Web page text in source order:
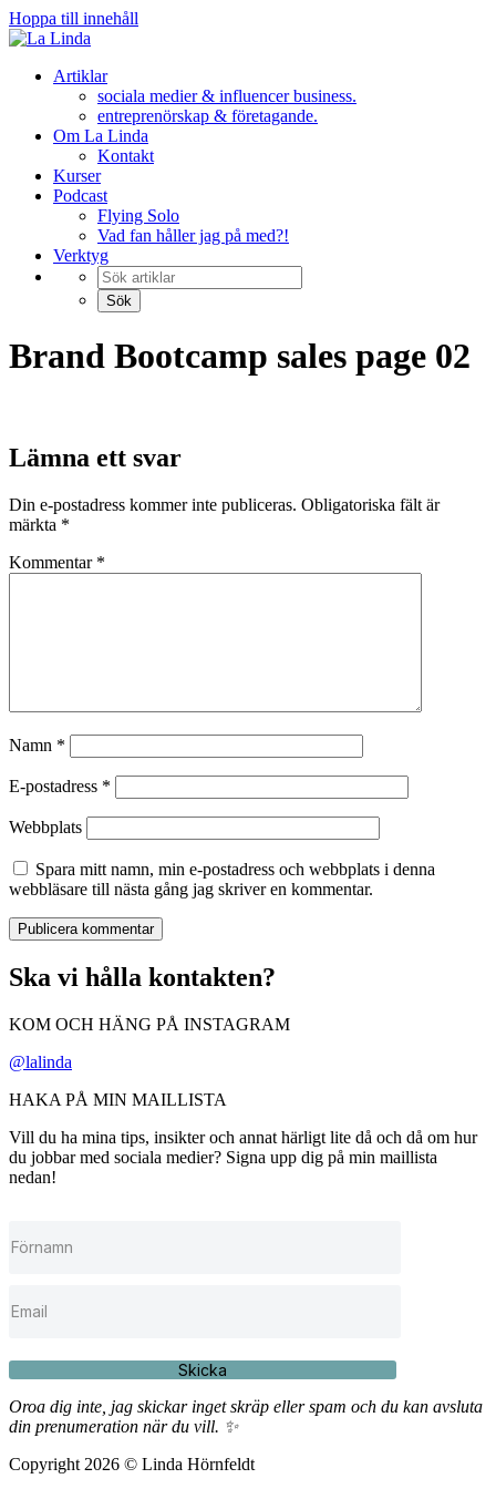
Hoppa till innehåll
Artiklar
sociala medier & influencer business.
entreprenörskap & företagande.
Om La Linda
Kontakt
Kurser
Podcast
Flying Solo
Vad fan håller jag på med?!
Verktyg
Brand Bootcamp sales page 02
Lämna ett svar
Din e-postadress kommer inte publiceras. Obligatoriska fält är
märkta *
Kommentar *
Namn *
E-postadress *
Webbplats
Spara mitt namn, min e-postadress och webbplats i denna
webbläsare till nästa gång jag skriver en kommentar.
Ska vi hålla kontakten?
KOM OCH HÄNG PÅ INSTAGRAM
@lalinda
HAKA PÅ MIN MAILLISTA
Vill du ha mina tips, insikter och annat härligt lite då och då om hur
du jobbar med sociala medier? Signa upp dig på min maillista
nedan!
Skicka
Oroa dig inte, jag skickar inget skräp eller spam och du kan avsluta
din prenumeration när du vill. ✨
Copyright 2026 © Linda Hörnfeldt